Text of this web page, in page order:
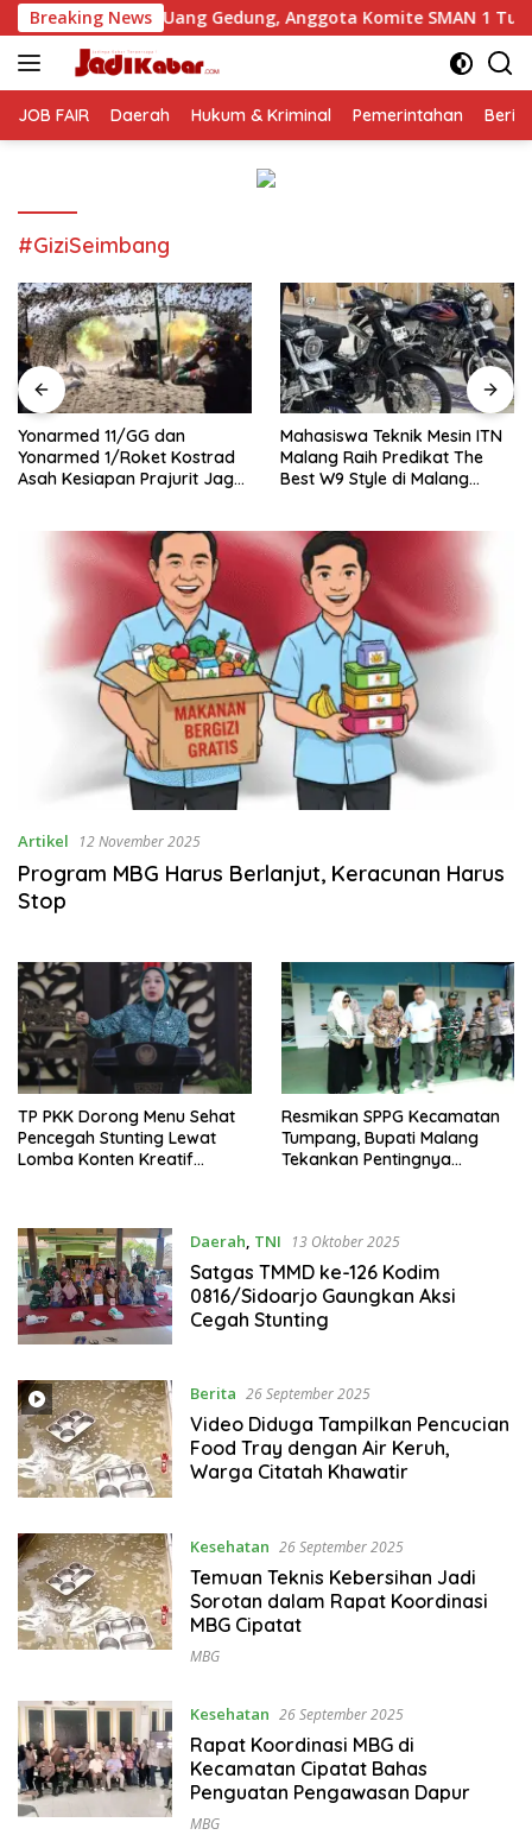
Langsung
ke
konten
Breaking News
Gedung, Anggota Komite SMAN 1 Tumpang ,Ketua DPD
JOB FAIR Daerah Hukum & Kriminal Pemerintahan
#GiziSeimbang
Yonarmed 11/GG dan
Yonarmed 1/Roket Kostrad
Asah Kesiapan Prajurit Jaga
Mahasiswa Teknik Mesin ITN
Malang Raih Predikat The
Best W9 Style di Malang
Artikel 12 November 2025
Program MBG Harus Berlanjut, Keracunan Harus
Stop
TP PKK Dorong Menu Sehat
Pencegah Stunting Lewat
Lomba Konten Kreatif
Resmikan SPPG Kecamatan
Tumpang, Bupati Malang
Tekankan Pentingnya
Daerah, TNI 13 Oktober 2025
Satgas TMMD ke-126 Kodim
0816/Sidoarjo Gaungkan Aksi
Cegah Stunting
Berita 26 September 2025
Video Diduga Tampilkan Pencucian
Food Tray dengan Air Keruh,
Warga Citatah Khawatir
Kesehatan 26 September 2025
Temuan Teknis Kebersihan Jadi
Sorotan dalam Rapat Koordinasi
MBG Cipatat
MBG
Kesehatan 26 September 2025
Rapat Koordinasi MBG di
Kecamatan Cipatat Bahas
Penguatan Pengawasan Dapur
MBG